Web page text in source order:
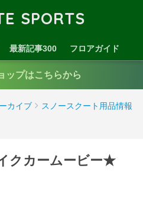
SPORTS
最新記事300 フロアガイド
ップはこちらから
カイブ スノースクート用品情報
クカームービー★